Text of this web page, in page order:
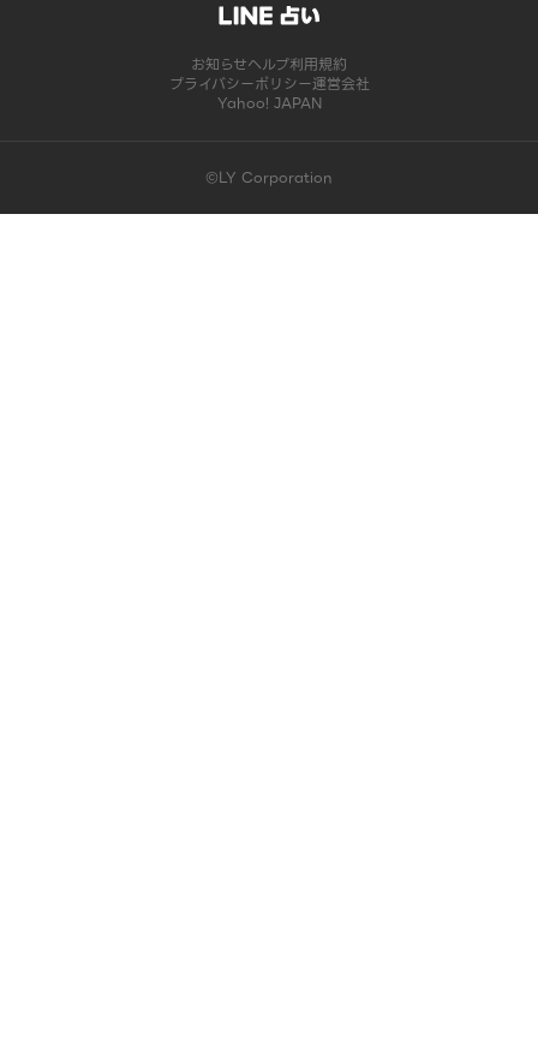
お知らせヘルプ利用規約
プライバシーポリシー運営会社
Yahoo! JAPAN
©LY Corporation
このコンテンツは掲載が終了しました | LINE占い